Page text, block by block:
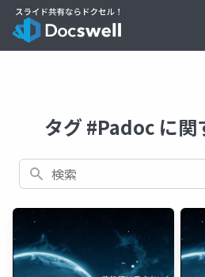
タグ #Padoc に関
検索